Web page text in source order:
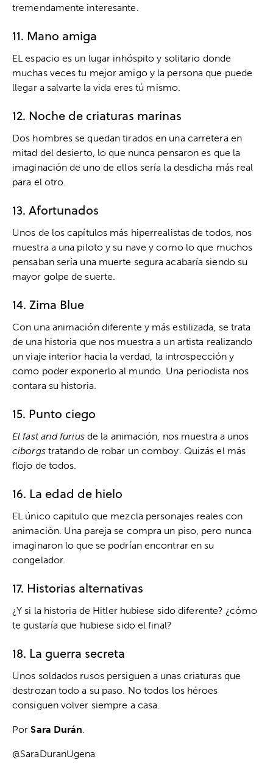
tremendamente interesante.
11. Mano amiga
EL espacio es un lugar inhóspito y solitario donde
muchas veces tu mejor amigo y la persona que puede
llegar a salvarte la vida eres tú mismo.
12. Noche de criaturas marinas
Dos hombres se quedan tirados en una carretera en
mitad del desierto, lo que nunca pensaron es que la
imaginación de uno de ellos sería la desdicha más real
para el otro.
13. Afortunados
Unos de los capítulos más hiperrealistas de todos, nos
muestra a una piloto y su nave y como lo que muchos
pensaban sería una muerte segura acabaría siendo su
mayor golpe de suerte.
14. Zima Blue
Con una animación diferente y más estilizada, se trata
de una historia que nos muestra a un artista realizando
un viaje interior hacia la verdad, la introspección y
como poder exponerlo al mundo. Una periodista nos
contara su historia.
15. Punto ciego
El fast and furius de la animación, nos muestra a unos
ciborgstratando de robar un comboy. Quizás el más
flojo de todos.
16. La edad de hielo
EL único capitulo que mezcla personajes reales con
animación. Una pareja se compra un piso, pero nunca
imaginaron lo que se podrían encontrar en su
congelador.
17. Historias alternativas
¿Y si la historia de Hitler hubiese sido diferente? ¿cómo
te gustaría que hubiese sido el final?
18. La guerra secreta
Unos soldados rusos persiguen a unas criaturas que
destrozan todo a su paso. No todos los héroes
consiguen volver siempre a casa.
PorSara Durán.
@SaraDuranUgena